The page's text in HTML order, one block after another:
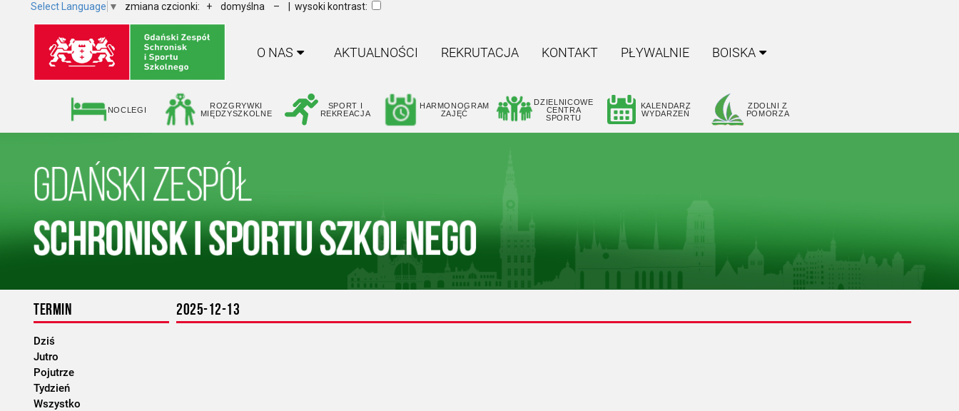
Select Language ▼ zmiana czcionki: + domyślna – | wysoki kontrast:
O NAS AKTUALNOŚCI REKRUTACJA KONTAKT PŁYWALNIE BOISKA
NOCLEGI
ROZGRYWKI
MIĘDZYSZKOLNE
SPORT I
REKREACJA
HARMONOGRAM
ZAJĘĆ
DZIELNICOWE
CENTRA
SPORTU
KALENDARZ
WYDARZEŃ
ZDOLNI Z
POMORZA
TERMIN
Dziś
Jutro
Pojutrze
Tydzień
Wszystko
2025-12-13